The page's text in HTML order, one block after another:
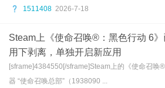
1511408 2026-7-18
Steam上《使命召唤®：黑色行动 6》
用下剥离，单独开启新应用
[sframe]4384550[/sframe]Steam上的《使命召唤
器 “使命召唤总部”（1938090 ...